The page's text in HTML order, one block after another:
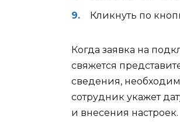
Кликнуть по
Когда заявка на
свяжется
сведения,
сотрудник укажет
и внесения настроек.